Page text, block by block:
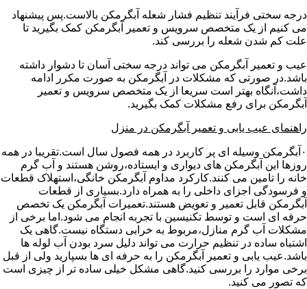
درجه سختی فرآیند تنظیم فشار شعله آبگرمکن بالاست.پس پیشنهاد
می کنیم از یک متخصص سرویس و تعمیر آبگرمکن کمک بگیرید تا
علت کم شدن شعله را بررسی کند.
عیب و تعمیر آبگرمکن می تواند درجه سختی آسان تا دشوار داشته
باشد.در صورتی که مشکلات در آبگرمکن به صورت مکرر ادامه
داشت،آنگاه بهتر است سریعا از یک متخصص سرویس و تعمیر
آبگرمکن برای رفع مشکلات کمک بگیرید.
راهنمای عیب یابی و تعمیر آبگرمکن در منزل
۰آبگرمکن وسیله ای پر کاربرد در همه فصول سال است.تقریبا در همه
روزها این آبگرمکن های دیواری و ایستاده،روشن هستند و آب گرم
خانه را تامین می کنند.کارکرد مداوم آبگرمکن خانگی،استهلاک قطعات
و فرسودگی اجزای داخلی را به همراه دارد.بسیاری از قطعات
آبگرمکن قابل تعمیر و تعویض هستند.تعمیرات آبگرمکن یک تخصص
حرفه ای است و توسط تکنیسین با تجربه انجام می شود.اما برخی از
مشکلات آب گرم منازل،مربوط به خرابی دستگاه نیست.گاهی یک
اشتباه ساده در تنظیم حرارت می تواند دلیل سرد بودن آب لوله ها
باشد.عیب یابی و تعمیر آبگرمکن را به حرفه ای ها بسپارید ولی از قبل
برخی موارد را بررسی کنید.گاهی مشکل خیلی ساده تر از چیزی است
که تصور می کنید.